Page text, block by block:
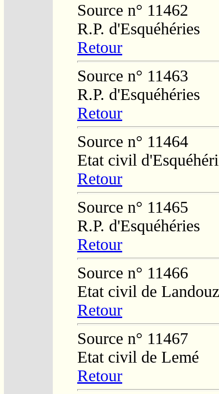
Source n° 11462
R.P. d'Esquéhéries
Retour
Source n° 11463
R.P. d'Esquéhéries
Retour
Source n° 11464
Etat civil
Retour
Source n° 11465
R.P. d'Esquéhéries
Retour
Source n° 11466
Etat civil de
Retour
Source n° 11467
Etat civil de Lemé
Retour